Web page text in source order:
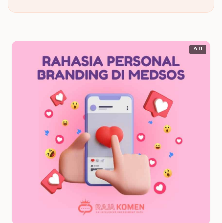
AD